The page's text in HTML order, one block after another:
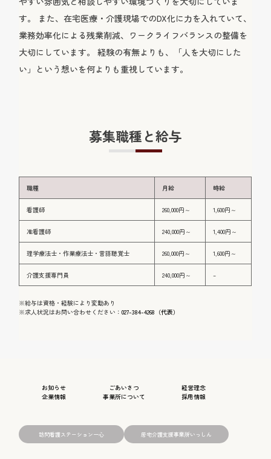
す。 また、在宅医療・介護現場でのDX化に力を入れていて、
業務効率化による残業削減、ワークライフバランスの整備を
大切にしています。 経験の有無よりも、「人を大切にした
い」という想いを何よりも重視しています。
募集職種と給与
職種 月給 時給
看護師 260,000円～ 1,600円～
准看護師 240,000円～ 1,400円～
理学療法士・作業療法士・言語聴覚士 260,000円～ 1,600円～
介護支援専門員 240,000円～ –
※給与は資格・経験により変動あり
※求人状況はお問い合わせください：027-384-4268（代表）
お知らせ ごあいさつ
経営理念
企業情報
事業所について 採用情報
訪問看護ステーション一心 居宅介護支援事業所いっしん